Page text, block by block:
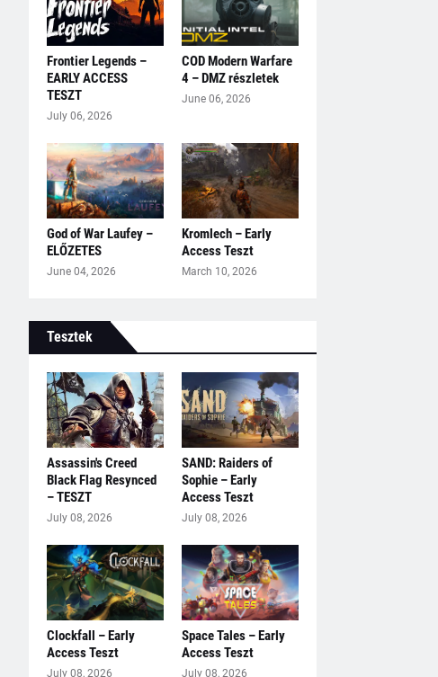
Frontier Legends –
EARLY ACCESS
TESZT
July 06, 2026
COD Modern Warfare
4 – DMZ részletek
June 06, 2026
God of War Laufey –
ELŐZETES
June 04, 2026
Kromlech – Early
Access Teszt
March 10, 2026
Tesztek
Assassin's Creed
Black Flag Resynced
– TESZT
July 08, 2026
SAND: Raiders of
Sophie – Early
Access Teszt
July 08, 2026
Clockfall – Early
Access Teszt
July 08, 2026
Space Tales – Early
Access Teszt
July 08, 2026